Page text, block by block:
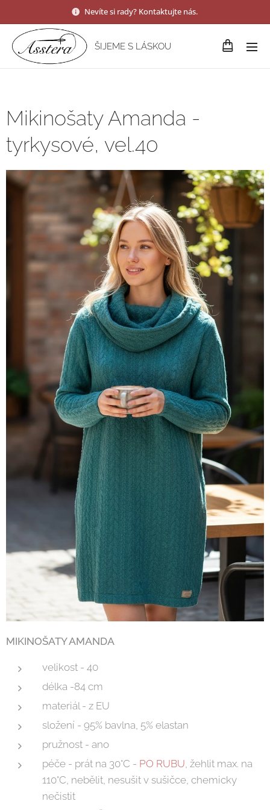
Nevíte si rady? Kontaktujte nás.
ŠIJEME S LÁSKOU
Mikinošaty Amanda -
tyrkysové, vel.40
MIKINOŠATY AMANDA
velikost - 40
délka -84 cm
materiál - z EU
složení - 95% bavlna, 5% elastan
pružnost - ano
péče - prát na 30°C - PO RUBU, žehlit max. na
110°C, nebělit, nesušit v sušičce, chemicky
nečistit